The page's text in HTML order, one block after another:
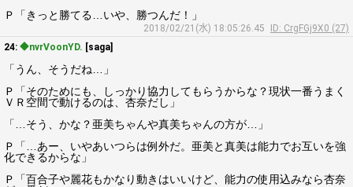
Ｐ「きっと勝てる…いや、勝つんだ！」
2018/02/21(水) 18:05:26.45
ID: CrgFGj9X0 (27)
24: ◆nvrVoonYD. [saga]
「うん、そうだね…」
Ｐ「そのためにも、しっかり協力してもらうからな？現状一番うまく
ＶＲ空間で動けるのは、杏奈だし」
「…そう、かな？亜美ちゃんや真美ちゃんの方が…」
Ｐ「…あー、いやあいつらは例外だ。亜美と真美は能力でお互いを強
化できるからな」
Ｐ「百合子や麗花もかなり動きはいいけど、能力の使用込みなら杏奈